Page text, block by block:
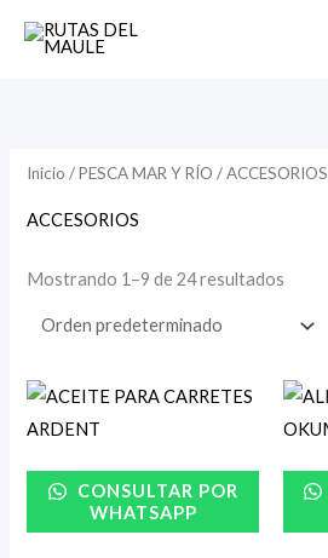
Inicio /PESCA MAR Y RÍO / ACCESORIOS
ACCESORIOS
Mostrando 1–9 de 24 resultados
CONSULTAR POR
WHATSAPP